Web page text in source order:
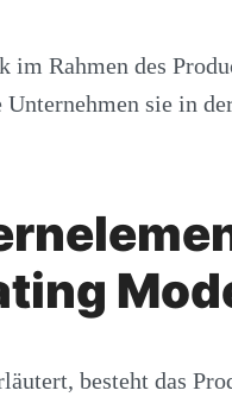
im Rahmen des
sie in
besteht das